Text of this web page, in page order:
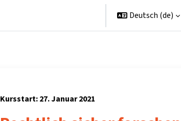
Deutsch ‎(de)‎
Kursstart: 27. Januar 2021